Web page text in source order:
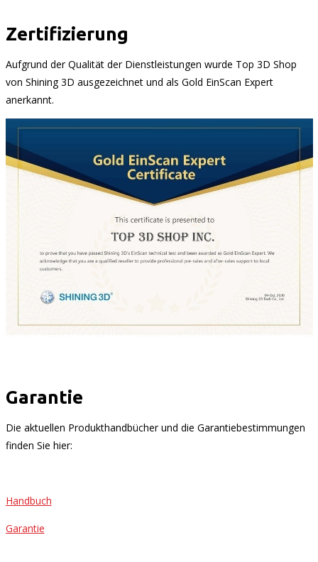
Zertifizierung
Aufgrund der Qualität der Dienstleistungen wurde Top 3D Shop
von Shining 3D ausgezeichnet und als Gold EinScan Expert
anerkannt.
Garantie
Die aktuellen Produkthandbücher und die Garantiebestimmungen
finden Sie hier:
Handbuch
Garantie